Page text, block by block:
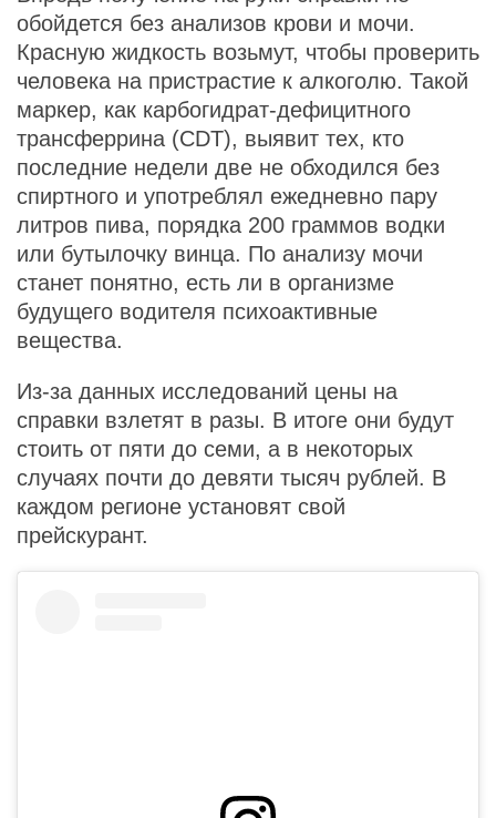
обойдется без анализов крови и мочи.
Красную жидкость возьмут, чтобы проверить
человека на пристрастие к алкоголю. Такой
маркер, как карбогидрат-дефицитного
трансферрина (CDT), выявит тех, кто
последние недели две не обходился без
спиртного и употреблял ежедневно пару
литров пива, порядка 200 граммов водки
или бутылочку винца. По анализу мочи
станет понятно, есть ли в организме
будущего водителя психоактивные
вещества.
Из-за данных исследований цены на
справки взлетят в разы. В итоге они будут
стоить от пяти до семи, а в некоторых
случаях почти до девяти тысяч рублей. В
каждом регионе установят свой
прейскурант.